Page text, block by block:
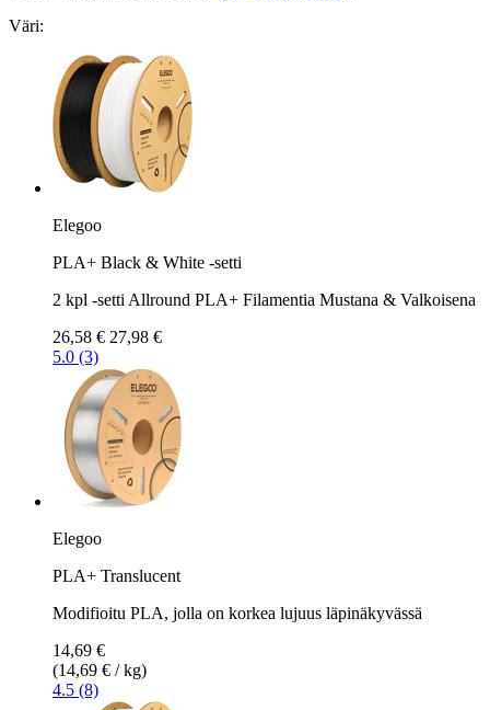
Väri:
Elegoo
PLA+ Black & White -setti
2 kpl -setti Allround PLA+ Filamentia Mustana & Valkoisena
26,58 € 27,98 €
5.0 (3)
Elegoo
PLA+ Translucent
Modifioitu PLA, jolla on korkea lujuus läpinäkyvässä
14,69 €
(14,69 € / kg)
4.5 (8)